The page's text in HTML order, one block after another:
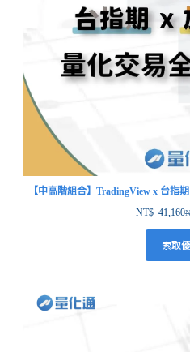
【中高階組合】TradingView x 台指
NT$ 41,160
索取